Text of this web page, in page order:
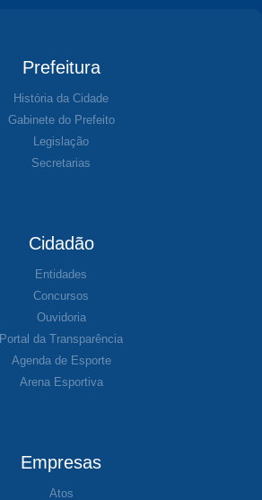
Prefeitura
História da Cidade
Gabinete do Prefeito
Legislação
Secretarias
Cidadão
Entidades
Concursos
Ouvidoria
Portal da Transparência
Agenda de Esporte
Arena Esportiva
Empresas
Atos